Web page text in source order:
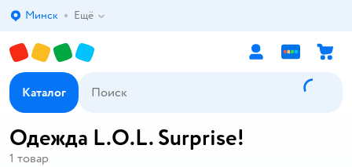
Выбор адреса доставки.
Минск Ещё
Каталог
Одежда L.O.L. Surprise!
1 товар